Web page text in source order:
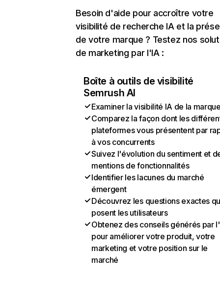
Besoin d'aide pour accroître votre
visibilité de recherche IA et la
de votre marque ? Testez nos
de marketing par l'IA :
Boîte à outils de visibilité
Semrush AI
Examiner la visibilité IA de la
Comparez la façon dont les
plateformes vous présentent par
à vos concurrents
Suivez l'évolution du sentiment et
mentions de fonctionnalités
Identifier les lacunes du marché
émergent
Découvrez les questions exactes
posent les utilisateurs
Obtenez des conseils générés par
pour améliorer votre produit, votre
marketing et votre position sur le
marché